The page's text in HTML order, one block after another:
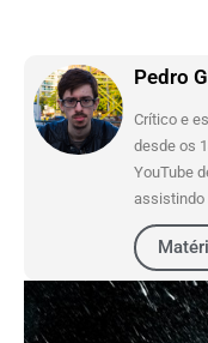
Pedro
Crítico e
desde os
YouTube
assistindo